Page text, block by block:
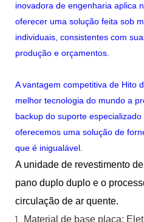
inovadora de engenharia aplica
oferecer uma solução feita sob
individuais, consistentes com
produção e orçamentos.
A vantagem competitiva de Hito
melhor tecnologia do mundo a
backup do suporte
oferecemos uma solução de
que é inigualável.
A unidade de revestimento
pano duplo duplo e o
circulação de ar quente.
Material de base placa: